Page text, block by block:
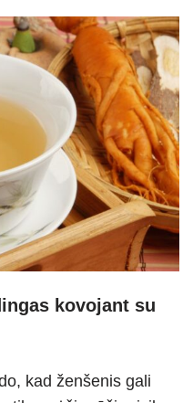
kovojant su
kad ženšenis gali